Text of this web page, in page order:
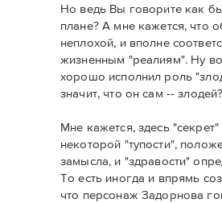
Но ведь Вы говорите как
плане? А мне кажется, что
неплохой, и вполне
жизненным "реалиям". Ну
хорошо исполнил роль
значит, что он сам -- злодей?
Мне кажется, здесь "секрет"
некоторой "тупости",
замысла, и "здравости"
То есть иногда и впрямь
что персонаж Задорнова